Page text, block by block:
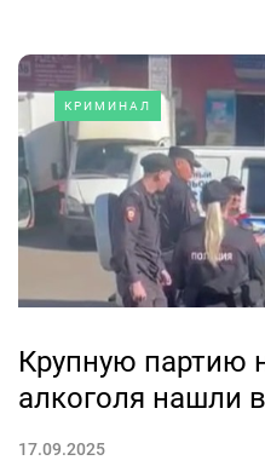
КРИМИНАЛ
Крупную партию
алкоголя нашли
17.09.2025